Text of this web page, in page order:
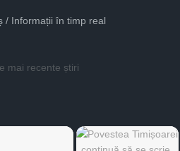
/ Informații în timp real
mai recente știri